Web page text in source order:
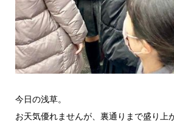
今日の浅草。
お天気優れませんが、裏通りまで盛り上